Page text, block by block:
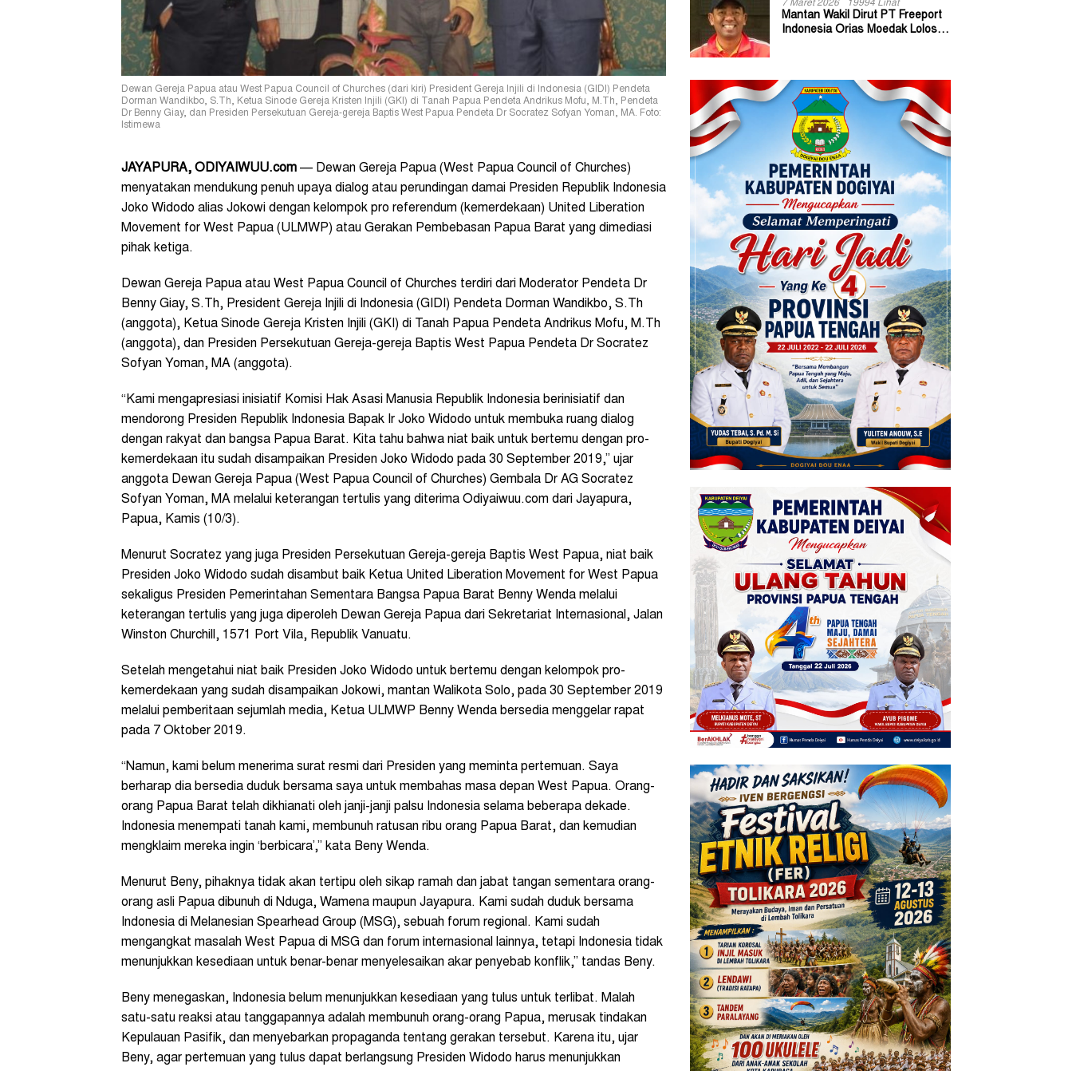
Dewan Gereja Papua atau West Papua Council of Churches (dari kiri) President Gereja Injili di Indonesia (GIDI) Pendeta
Dorman Wandikbo, S.Th, Ketua Sinode Gereja Kristen Injili (GKI) di Tanah Papua Pendeta Andrikus Mofu, M.Th, Pendeta
Dr Benny Giay, dan Presiden Persekutuan Gereja-gereja Baptis West Papua Pendeta Dr Socratez Sofyan Yoman, MA. Foto:
Istimewa
JAYAPURA, ODIYAIWUU.com — Dewan Gereja Papua (West Papua Council of Churches)
menyatakan mendukung penuh upaya dialog atau perundingan damai Presiden Republik Indonesia
Joko Widodo alias Jokowi dengan kelompok pro referendum (kemerdekaan) United Liberation
Movement for West Papua (ULMWP) atau Gerakan Pembebasan Papua Barat yang dimediasi
pihak ketiga.
Dewan Gereja Papua atau West Papua Council of Churches terdiri dari Moderator Pendeta Dr
Benny Giay, S.Th, President Gereja Injili di Indonesia (GIDI) Pendeta Dorman Wandikbo, S.Th
(anggota), Ketua Sinode Gereja Kristen Injili (GKI) di Tanah Papua Pendeta Andrikus Mofu, M.Th
(anggota), dan Presiden Persekutuan Gereja-gereja Baptis West Papua Pendeta Dr Socratez
Sofyan Yoman, MA (anggota).
“Kami mengapresiasi inisiatif Komisi Hak Asasi Manusia Republik Indonesia berinisiatif dan
mendorong Presiden Republik Indonesia Bapak Ir Joko Widodo untuk membuka ruang dialog
dengan rakyat dan bangsa Papua Barat. Kita tahu bahwa niat baik untuk bertemu dengan pro-
kemerdekaan itu sudah disampaikan Presiden Joko Widodo pada 30 September 2019,” ujar
anggota Dewan Gereja Papua (West Papua Council of Churches) Gembala Dr AG Socratez
Sofyan Yoman, MA melalui keterangan tertulis yang diterima Odiyaiwuu.com dari Jayapura,
Papua, Kamis (10/3).
Menurut Socratez yang juga Presiden Persekutuan Gereja-gereja Baptis West Papua, niat baik
Presiden Joko Widodo sudah disambut baik Ketua United Liberation Movement for West Papua
sekaligus Presiden Pemerintahan Sementara Bangsa Papua Barat Benny Wenda melalui
keterangan tertulis yang juga diperoleh Dewan Gereja Papua dari Sekretariat Internasional, Jalan
Winston Churchill, 1571 Port Vila, Republik Vanuatu.
Setelah mengetahui niat baik Presiden Joko Widodo untuk bertemu dengan kelompok pro-
kemerdekaan yang sudah disampaikan Jokowi, mantan Walikota Solo, pada 30 September 2019
melalui pemberitaan sejumlah media, Ketua ULMWP Benny Wenda bersedia menggelar rapat
pada 7 Oktober 2019.
“Namun, kami belum menerima surat resmi dari Presiden yang meminta pertemuan. Saya
berharap dia bersedia duduk bersama saya untuk membahas masa depan West Papua. Orang-
orang Papua Barat telah dikhianati oleh janji-janji palsu Indonesia selama beberapa dekade.
Indonesia menempati tanah kami, membunuh ratusan ribu orang Papua Barat, dan kemudian
mengklaim mereka ingin ‘berbicara’,” kata Beny Wenda.
Menurut Beny, pihaknya tidak akan tertipu oleh sikap ramah dan jabat tangan sementara orang-
orang asli Papua dibunuh di Nduga, Wamena maupun Jayapura. Kami sudah duduk bersama
Indonesia di Melanesian Spearhead Group (MSG), sebuah forum regional. Kami sudah
mengangkat masalah West Papua di MSG dan forum internasional lainnya, tetapi Indonesia tidak
menunjukkan kesediaan untuk benar-benar menyelesaikan akar penyebab konflik,” tandas Beny.
Beny menegaskan, Indonesia belum menunjukkan kesediaan yang tulus untuk terlibat. Malah
satu-satu reaksi atau tanggapannya adalah membunuh orang-orang Papua, merusak tindakan
Kepulauan Pasifik, dan menyebarkan propaganda tentang gerakan tersebut. Karena itu, ujar
Beny, agar pertemuan yang tulus dapat berlangsung Presiden Widodo harus menunjukkan
7 Maret 2026 19994 Lihat
Mantan Wakil Dirut PT Freeport
Indonesia Orias Moedak Lolos